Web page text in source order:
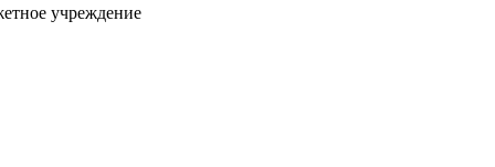
учреждение